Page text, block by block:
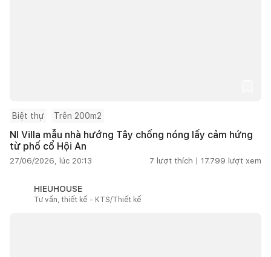
Biệt thự Trên 200m2
NI Villa mẫu nhà hướng Tây chống nóng lấy cảm hứng
từ phố cổ Hội An
27/06/2026, lúc 20:13 7 lượt thích | 17.799 lượt xem
HIEUHOUSE
Tư vấn, thiết kế - KTS/Thiết kế